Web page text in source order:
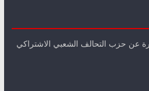
عن حزب التحالف الشعبي الاشتراكي